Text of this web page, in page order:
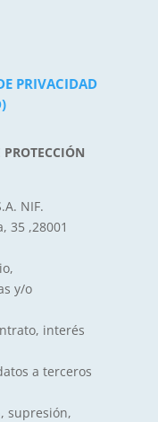
PRIVACIDAD
NIF.
35 ,28001
y/o
interés
a terceros
supresión,